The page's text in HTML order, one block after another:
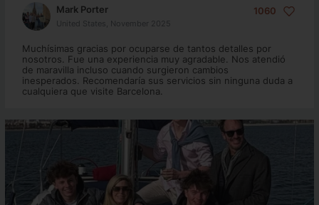
Mark Porter 1060
United States, November 2025
Muchísimas gracias por ocuparse de tantos detalles por
nosotros. Fue una experiencia muy agradable. Nos atendió
de maravilla incluso cuando surgieron cambios
inesperados. Recomendaría sus servicios sin ninguna duda a
cualquiera que visite Barcelona.